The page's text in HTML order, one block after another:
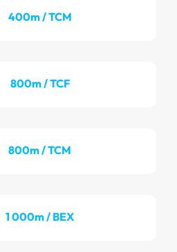
400m / TCM
800m / TCF
800m / TCM
1 000m / BEX